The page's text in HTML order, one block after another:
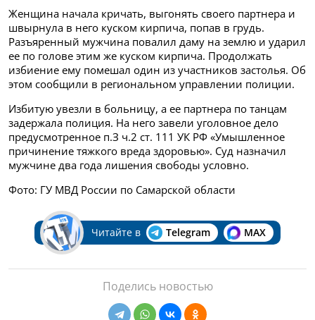
Женщина начала кричать, выгонять своего партнера и
швырнула в него куском кирпича, попав в грудь.
Разъяренный мужчина повалил даму на землю и ударил
ее по голове этим же куском кирпича. Продолжать
избиение ему помешал один из участников застолья. Об
этом сообщили в региональном управлении полиции.
Избитую увезли в больницу, а ее партнера по танцам
задержала полиция. На него завели уголовное дело
предусмотренное п.З ч.2 ст. 111 УК РФ «Умышленное
причинение тяжкого вреда здоровью». Суд назначил
мужчине два года лишения свободы условно.
Фото: ГУ МВД России по Самарской области
Читайте в Telegram MAX
Поделись новостью